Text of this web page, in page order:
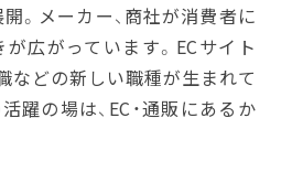
。メーカー、商社が消費者に
広がっています。ECサイト
などの新しい職種が生まれて
躍の場は、EC・通販にあるか